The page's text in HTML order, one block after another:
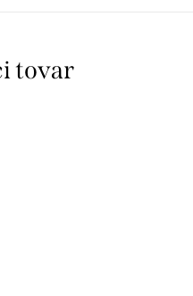
tovar